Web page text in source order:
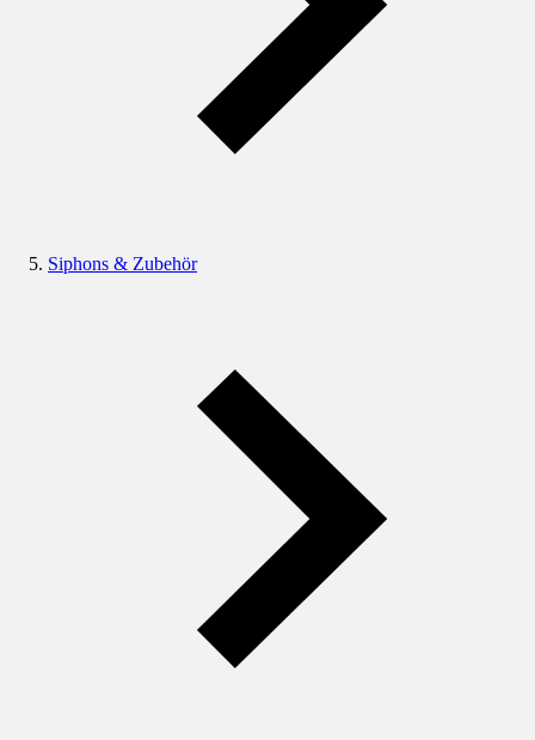
Siphons & Zubehör